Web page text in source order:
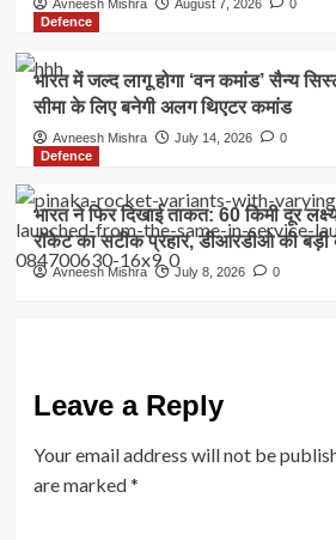
Avneesh Mishra August 7, 2026
0
Defence
भारत में जल्द लागू होगा ‘वन कमांड’ सैन्य
सीमा के लिए बनेगी अलग थिएटर कमांड
Avneesh Mishra July 14, 2026
0
Defence
भारत ने फिर दिखाई ताकत: 60 किमी दूर
रॉकेट का सटीक प्रहार, डीआरडीओ की बड़ी
Avneesh Mishra July 8, 2026 0
Leave a Reply
Your email address will not be
are marked*